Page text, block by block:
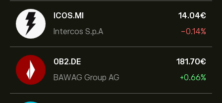
ICOS.MI
Intercos S.p.A
14.04‎€‎
-0.14%
0B2.DE
BAWAG Group AG
181.70‎€‎
+0.66%